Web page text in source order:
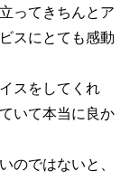
ってきちんとア
スにとても感動
スをしてくれ
いて本当に良か
のではないと、